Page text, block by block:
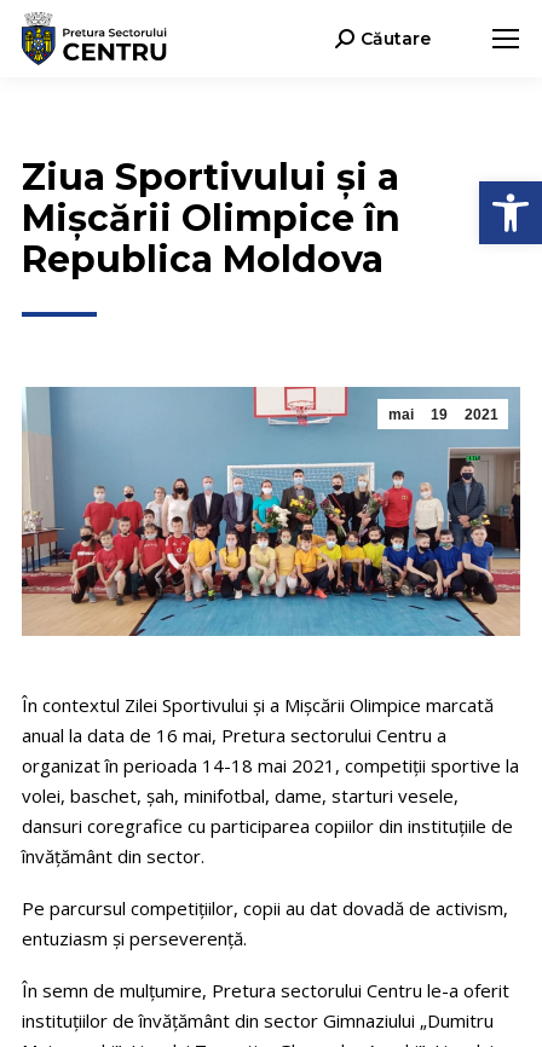
Search:Căutare
Ziua Sportivului și a
Mișcării Olimpice în
Republica Moldova
mai 19 2021
În contextul Zilei Sportivului și a Mișcării Olimpice marcată
anual la data de 16 mai, Pretura sectorului Centru a
organizat în perioada 14-18 mai 2021, competiții sportive la
volei, baschet, șah, minifotbal, dame, starturi vesele,
dansuri coregrafice cu participarea copiilor din instituțiile de
învățământ din sector.
Pe parcursul competițiilor, copii au dat dovadă de activism,
entuziasm și perseverență.
În semn de mulțumire, Pretura sectorului Centru le-a oferit
instituțiilor de învățământ din sector Gimnaziului „Dumitru